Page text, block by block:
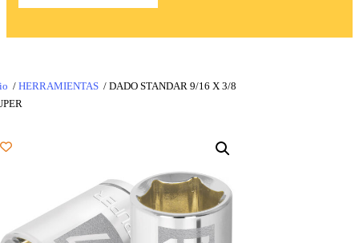
/ HERRAMIENTAS / DADO STANDAR 9/16 X 3/8